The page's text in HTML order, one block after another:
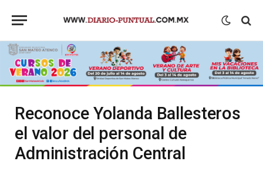
Reconoce Yolanda Ballesteros
el valor del personal de
Administración Central